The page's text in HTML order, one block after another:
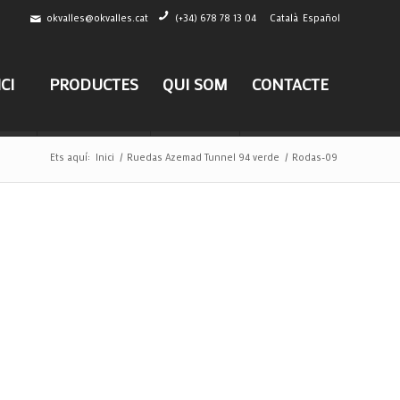
Català Español
okvalles@okvalles.cat (+34) 678 78 13 04
PRODUCTES QUI SOM CONTACTE
Ets aquí: Inici / Ruedas Azemad Tunnel 94 verde / Rodas-09